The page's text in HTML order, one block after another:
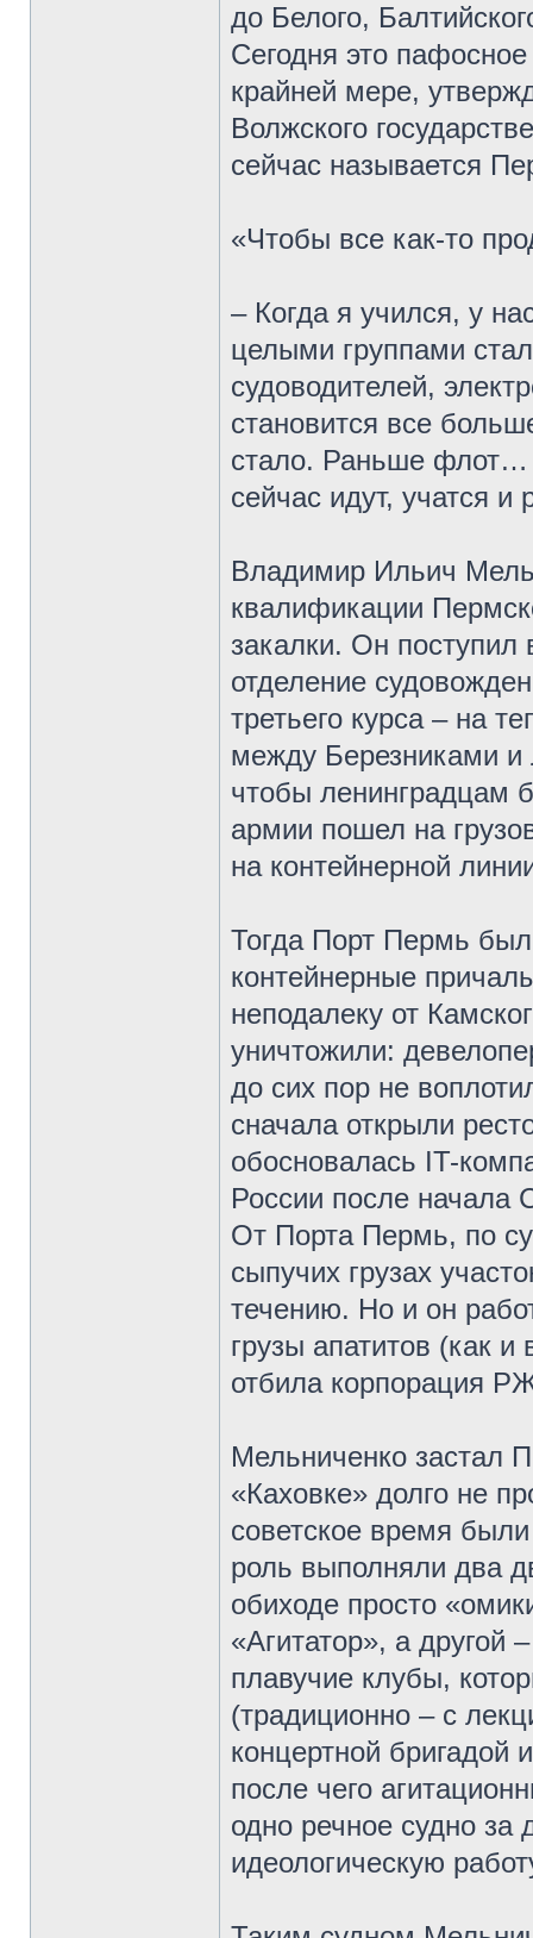
до Белого,
Сегодня это
крайней мере,
Волжского
сейчас называется
«Чтобы все как-то
– Когда я учился, у
целыми группами
судоводителей,
становится все
стало. Раньше флот…
сейчас идут, учатся и
Владимир Ильич
квалификации
закалки. Он
отделение
третьего курса – на
между Березниками и
чтобы ленинградцам
армии пошел на
на контейнерной
Тогда Порт Пермь
контейнерные
неподалеку от
уничтожили:
до сих пор не
сначала открыли
обосновалась IT-
России после
От Порта Пермь, по
сыпучих грузах
течению. Но и он
грузы апатитов (как
отбила корпорация
Мельниченко застал
«Каховке» долго не
советское время
роль выполняли два
обиходе просто
«Агитатор», а другой
плавучие клубы,
(традиционно – с
концертной
после чего
одно речное судно за
идеологическую